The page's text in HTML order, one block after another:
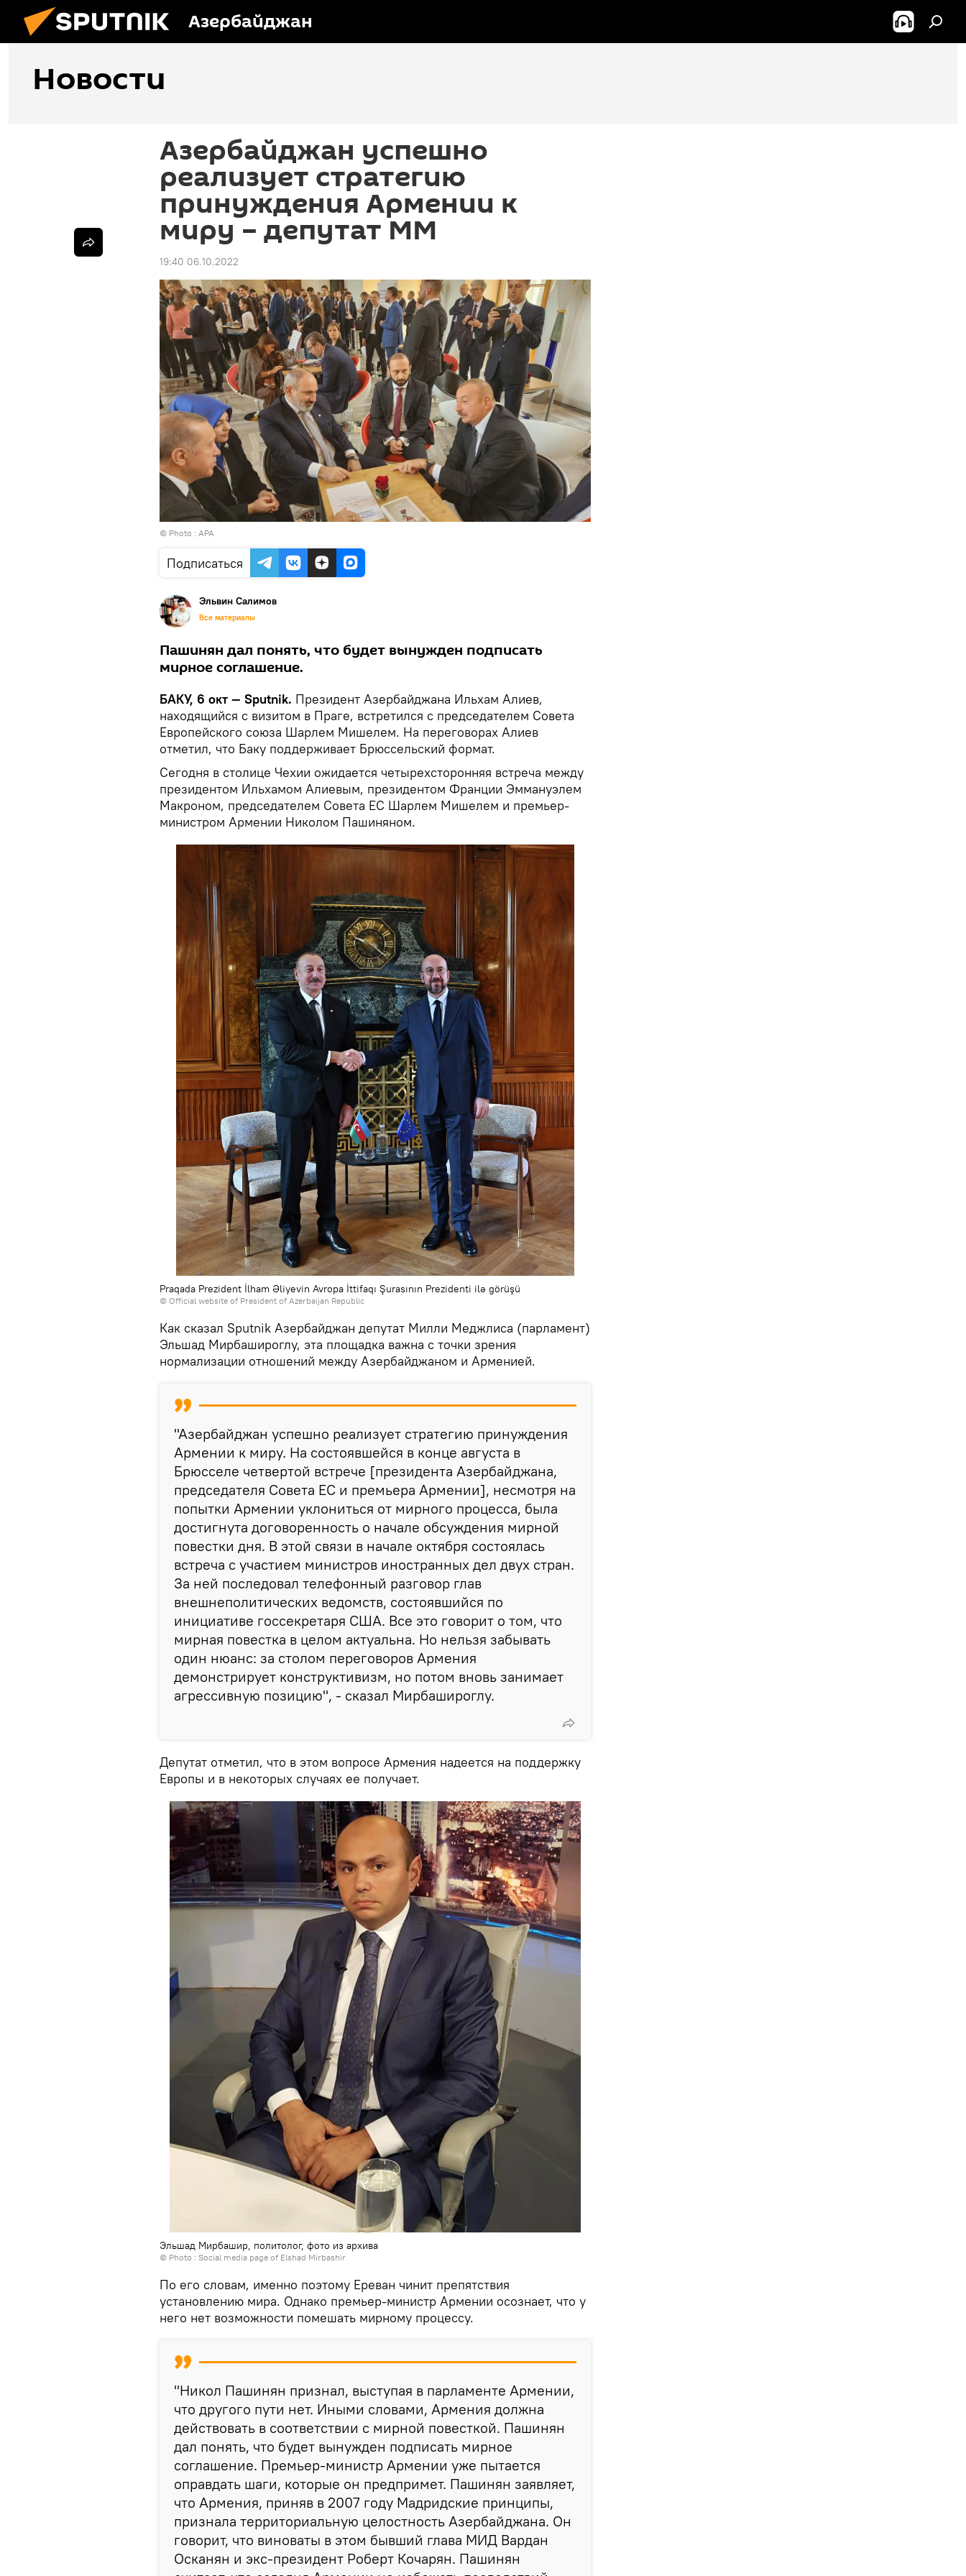
Азербайджан
Новости
Азербайджан успешно
реализует стратегию
принуждения Армении к
миру – депутат ММ
19:40 06.10.2022
© Photo : APA
Подписаться
Эльвин Салимов
Все материалы
Пашинян дал понять, что будет вынужден подписать
мирное соглашение.
БАКУ, 6 окт — Sputnik. Президент Азербайджана Ильхам Алиев,
находящийся с визитом в Праге, встретился с председателем Совета
Европейского союза Шарлем Мишелем. На переговорах Алиев
отметил, что Баку поддерживает Брюссельский формат.
Сегодня в столице Чехии ожидается четырехсторонняя встреча между
президентом Ильхамом Алиевым, президентом Франции Эммануэлем
Макроном, председателем Совета ЕС Шарлем Мишелем и премьер-
министром Армении Николом Пашиняном.
Praqada Prezident İlham Əliyevin Avropa İttifaqı Şurasının Prezidenti ilə görüşü
© Official website of President of Azerbaijan Republic
Как сказал Sputnik Азербайджан депутат Милли Меджлиса (парламент)
Эльшад Мирбашироглу, эта площадка важна с точки зрения
нормализации отношений между Азербайджаном и Арменией.
"Азербайджан успешно реализует стратегию принуждения
Армении к миру. На состоявшейся в конце августа в
Брюсселе четвертой встрече [президента Азербайджана,
председателя Совета ЕС и премьера Армении], несмотря на
попытки Армении уклониться от мирного процесса, была
достигнута договоренность о начале обсуждения мирной
повестки дня. В этой связи в начале октября состоялась
встреча с участием министров иностранных дел двух стран.
За ней последовал телефонный разговор глав
внешнеполитических ведомств, состоявшийся по
инициативе госсекретаря США. Все это говорит о том, что
мирная повестка в целом актуальна. Но нельзя забывать
один нюанс: за столом переговоров Армения
демонстрирует конструктивизм, но потом вновь занимает
агрессивную позицию", - сказал Мирбашироглу.
Депутат отметил, что в этом вопросе Армения надеется на поддержку
Европы и в некоторых случаях ее получает.
Эльшад Мирбашир, политолог, фото из архива
© Photo : Social media page of Elshad Mirbashir
По его словам, именно поэтому Ереван чинит препятствия
установлению мира. Однако премьер-министр Армении осознает, что у
него нет возможности помешать мирному процессу.
"Никол Пашинян признал, выступая в парламенте Армении,
что другого пути нет. Иными словами, Армения должна
действовать в соответствии с мирной повесткой. Пашинян
дал понять, что будет вынужден подписать мирное
соглашение. Премьер-министр Армении уже пытается
оправдать шаги, которые он предпримет. Пашинян заявляет,
что Армения, приняв в 2007 году Мадридские принципы,
признала территориальную целостность Азербайджана. Он
говорит, что виноваты в этом бывший глава МИД Вардан
Осканян и экс-президент Роберт Кочарян. Пашинян